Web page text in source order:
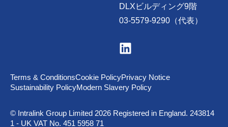
DLXビルディング9階
03-5579-9290（代表）
V
i
t
u
n
L
© Intralink Group Limited 2026 Registered in England. 243814
1 - UK VAT No. 451 5958 71
Terms & ConditionsCookie PolicyPrivacy Notice
Sustainability PolicyModern Slavery Policy